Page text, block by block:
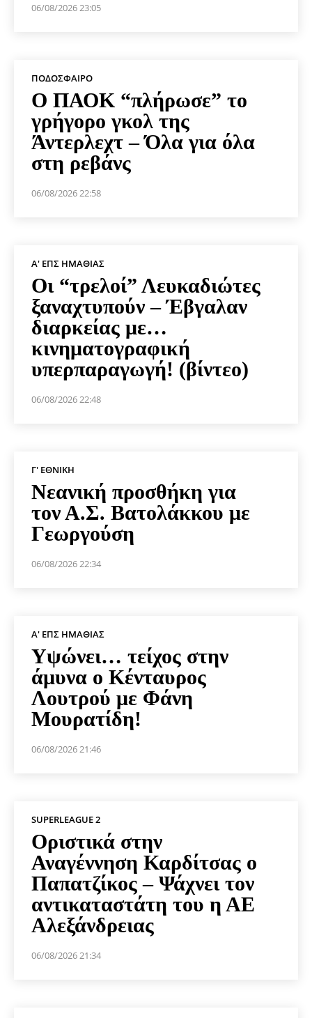
06/08/2026 23:05
ΠΟΔΌΣΦΑΙΡΟ
Ο ΠΑΟΚ “πλήρωσε” το
γρήγορο γκολ της
Άντερλεχτ – Όλα για όλα
στη ρεβάνς
06/08/2026 22:58
Α' ΕΠΣ ΗΜΑΘΊΑΣ
Οι “τρελοί” Λευκαδιώτες
ξαναχτυπούν – Έβγαλαν
διαρκείας με…
κινηματογραφική
υπερπαραγωγή! (βίντεο)
06/08/2026 22:48
Γ' ΕΘΝΙΚΉ
Νεανική προσθήκη για
τον Α.Σ. Βατολάκκου με
Γεωργούση
06/08/2026 22:34
Α' ΕΠΣ ΗΜΑΘΊΑΣ
Υψώνει… τείχος στην
άμυνα ο Κένταυρος
Λουτρού με Φάνη
Μουρατίδη!
06/08/2026 21:46
SUPERLEAGUE 2
Οριστικά στην
Αναγέννηση Καρδίτσας ο
Παπατζίκος – Ψάχνει τον
αντικαταστάτη του η ΑΕ
Αλεξάνδρειας
06/08/2026 21:34